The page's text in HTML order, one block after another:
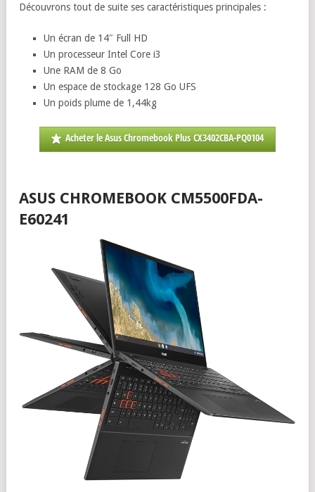
Découvrons tout de suite ses caractéristiques principales :
Un écran de 14″ Full HD
Un processeur Intel Core i3
Une RAM de 8 Go
Un espace de stockage 128 Go UFS
Un poids plume de 1,44kg
Acheter le Asus Chromebook Plus CX3402CBA-PQ0104
ASUS CHROMEBOOK CM5500FDA-
E60241